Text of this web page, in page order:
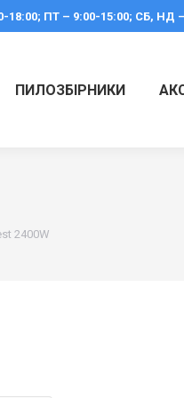
ПТ – 9:00-15:00; СБ, НД –
ПИЛОЗБІРНИКИ
2400W